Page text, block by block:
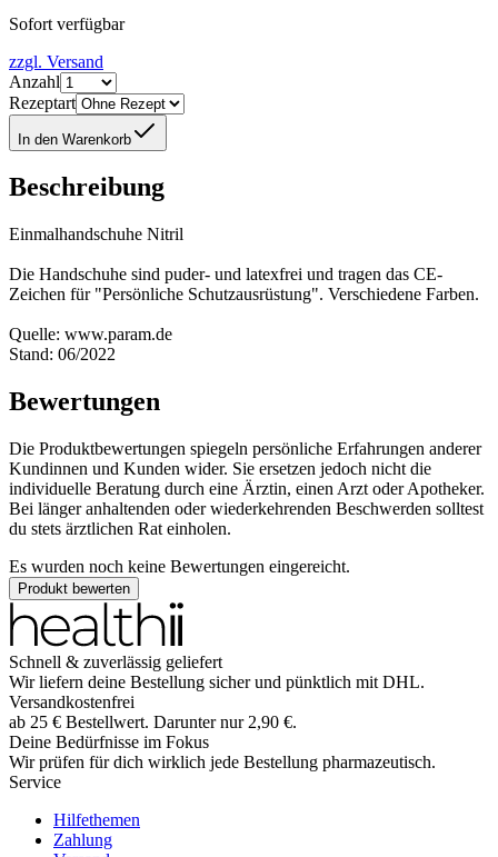
Sofort verfügbar
zzgl. Versand
Anzahl
Rezeptart
In den Warenkorb
Beschreibung
Einmalhandschuhe Nitril
Die Handschuhe sind puder- und latexfrei und tragen das CE-
Zeichen für "Persönliche Schutzausrüstung". Verschiedene Farben.
Quelle: www.param.de
Stand: 06/2022
Bewertungen
Die Produktbewertungen spiegeln persönliche Erfahrungen anderer
Kundinnen und Kunden wider. Sie ersetzen jedoch nicht die
individuelle Beratung durch eine Ärztin, einen Arzt oder Apotheker.
Bei länger anhaltenden oder wiederkehrenden Beschwerden solltest
du stets ärztlichen Rat einholen.
Es wurden noch keine Bewertungen eingereicht.
Produkt bewerten
Schnell & zuverlässig geliefert
Wir liefern deine Bestellung sicher und pünktlich mit DHL.
Versandkostenfrei
ab 25 € Bestellwert. Darunter nur 2,90 €.
Deine Bedürfnisse im Fokus
Wir prüfen für dich wirklich jede Bestellung pharmazeutisch.
Service
Hilfethemen
Zahlung